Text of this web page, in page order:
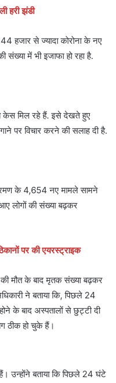
हरी झंडी
हजार से ज्यादा कोरोना के नए
संख्या में भी इजाफा हो रहा है.
केस मिल रहे हैं. इसे देखते हुए
पर विचार करने की सलाह दी है.
के 4,654 नए मामले सामने
लोगों की संख्या बढ़कर
पर की एयरस्ट्राइक
मौत के बाद मृतक संख्या बढ़कर
ने बताया कि, पिछले 24
के बाद अस्पतालों से छुट्टी दी
ठीक हो चुके हैं।
उन्होंने बताया कि पिछले 24 घंटे